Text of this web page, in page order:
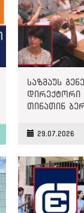
საზმაუს
დირექტორი
თინათინ
29.07.2026